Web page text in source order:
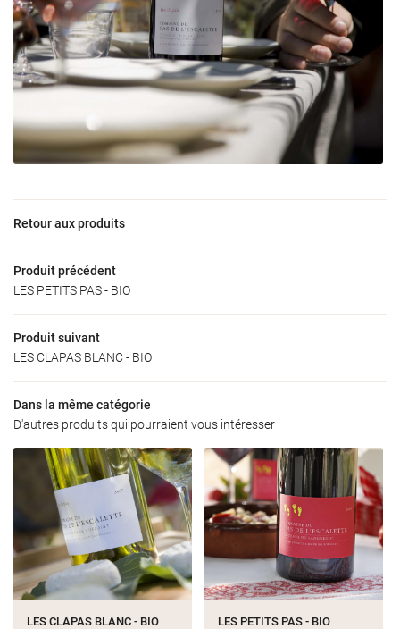
Accueil
locaux
Galerie
Actualités
Avis
Une
06 73 09 31
Retour aux produits
Produit précédent
LES PETITS PAS - BIO
Produit suivant
LES CLAPAS BLANC - BIO
Dans la même catégorie
D'autres produits qui pourraient vous intéresser
LES CLAPAS BLANC - BIO LES PETITS PAS - BIO